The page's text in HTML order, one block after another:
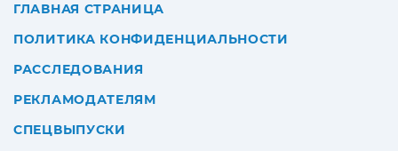
ГЛАВНАЯ СТРАНИЦА
ПОЛИТИКА КОНФИДЕНЦИАЛЬНОСТИ
РАССЛЕДОВАНИЯ
РЕКЛАМОДАТЕЛЯМ
СПЕЦВЫПУСКИ